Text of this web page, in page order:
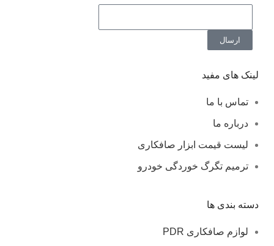
ارسال
لینک های مفید
تماس با ما
درباره ما
لیست قیمت ابزار صافکاری
ترمیم تگرگ خوردگی خودرو
دسته بندی ها
لوازم صافکاری PDR